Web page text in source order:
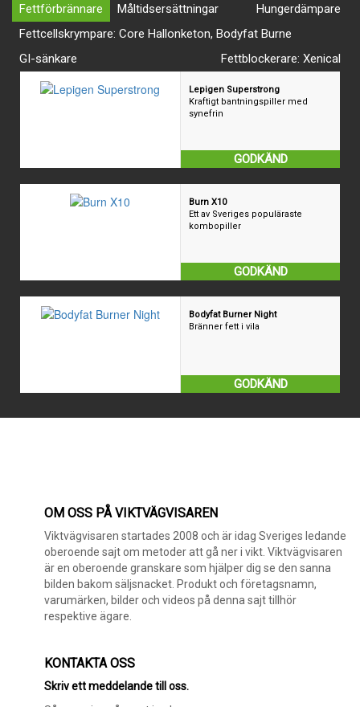
Fettförbrännare
Hungerdämpare
Fettcellskrympare: Core Hallonketon, Bodyfat Burne
Fettblockerare: Xenical
GI-sänkare
Måltidsersättningar
Lepigen Superstrong
Kraftigt bantningspiller med
synefrin
GODKÄND
Burn X10
Ett av Sveriges populäraste
kombopiller
GODKÄND
Bodyfat Burner Night
Bränner fett i vila
GODKÄND
OM OSS PÅ VIKTVÄGVISAREN
Viktvägvisaren startades 2008 och är idag Sveriges ledande
oberoende sajt om metoder att gå ner i vikt. Viktvägvisaren
är en oberoende granskare som hjälper dig se den sanna
bilden bakom säljsnacket. Produkt och företagsnamn,
varumärken, bilder och videos på denna sajt tillhör
respektive ägare.
KONTAKTA OSS
Skriv ett meddelande till oss.